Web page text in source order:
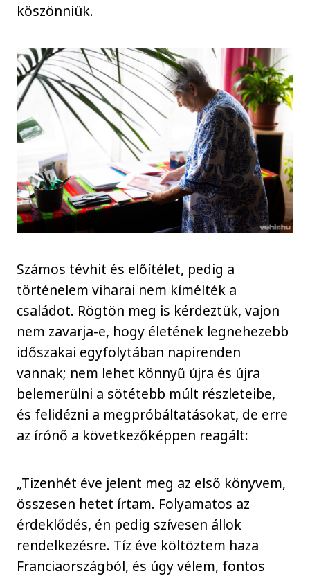
köszönniük.
Számos tévhit és előítélet, pedig a
történelem viharai nem kímélték a
családot. Rögtön meg is kérdeztük, vajon
nem zavarja-e, hogy életének legnehezebb
időszakai egyfolytában napirenden
vannak; nem lehet könnyű újra és újra
belemerülni a sötétebb múlt részleteibe,
és felidézni a megpróbáltatásokat, de erre
az írónő a következőképpen reagált:
„Tizenhét éve jelent meg az első könyvem,
összesen hetet írtam. Folyamatos az
érdeklődés, én pedig szívesen állok
rendelkezésre. Tíz éve költöztem haza
Franciaországból, és úgy vélem, fontos